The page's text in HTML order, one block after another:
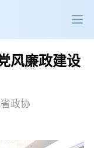
政协机构
会议活动
风廉政建设
政协